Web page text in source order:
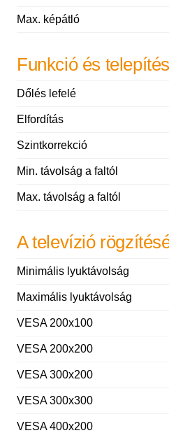
Max. képátló
Funkció és telepítés
Dőlés lefelé
Elfordítás
Szintkorrekció
Min. távolság a faltól
Max. távolság a faltól
A televízió
Minimális lyuktávolság
Maximális lyuktávolság
VESA 200x100
VESA 200x200
VESA 300x200
VESA 300x300
VESA 400x200